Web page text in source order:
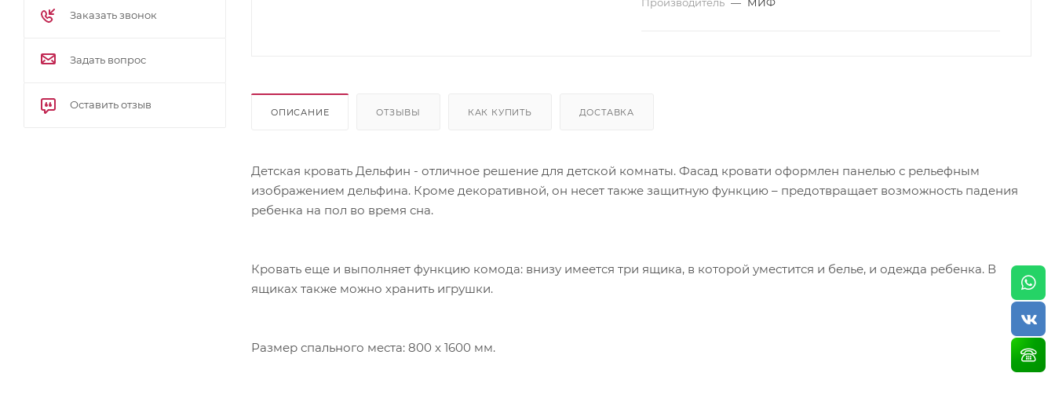
ОПИСАНИЕ ОТЗЫВЫ КАК КУПИТЬ ДОСТАВКА
Детская кровать Дельфин - отличное решение для детской комнаты. Фасад кровати оформлен панелью с рельефным
изображением дельфина. Кроме декоративной, он несет также защитную функцию – предотвращает возможность падения
ребенка на пол во время сна.
Кровать еще и выполняет функцию комода: внизу имеется три ящика, в которой уместится и белье, и одежда ребенка. В
ящиках также можно хранить игрушки.
Размер спального места: 800 x 1600 мм.
Заказать звонок
Задать вопрос
Оставить отзыв